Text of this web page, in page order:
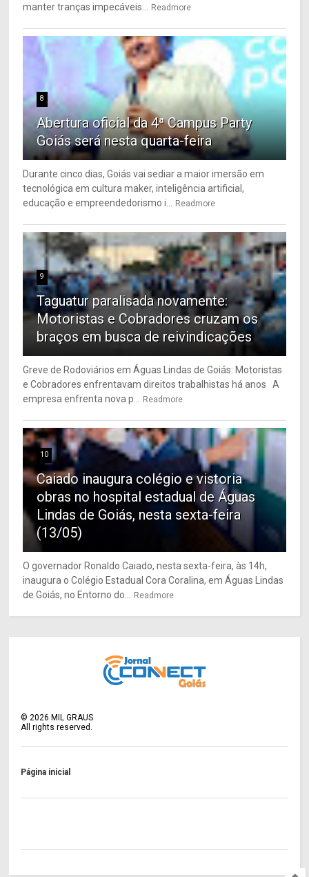
manter tranças impecáveis...
Readmore
8
Abertura oficial da 4ª Campus Party
Goiás será nesta quarta-feira
Durante cinco dias, Goiás vai sediar a maior imersão em
tecnológica em cultura maker, inteligência artificial,
educação e empreendedorismo i...
Readmore
9
Taguatur paralisada novamente:
Motoristas e Cobradores cruzam os
braços em busca de reivindicações
Greve de Rodoviários em Águas Lindas de Goiás: Motoristas
e Cobradores enfrentavam direitos trabalhistas há anos A
empresa enfrenta nova p...
Readmore
10
Caiado inaugura colégio e vistoria
obras no hospital estadual de Águas
Lindas de Goiás, nesta sexta-feira
(13/05)
O governador Ronaldo Caiado, nesta sexta-feira, às 14h,
inaugura o Colégio Estadual Cora Coralina, em Águas Lindas
de Goiás, no Entorno do...
Readmore
© 2026 MIL GRAUS
All rights reserved.
Página inicial